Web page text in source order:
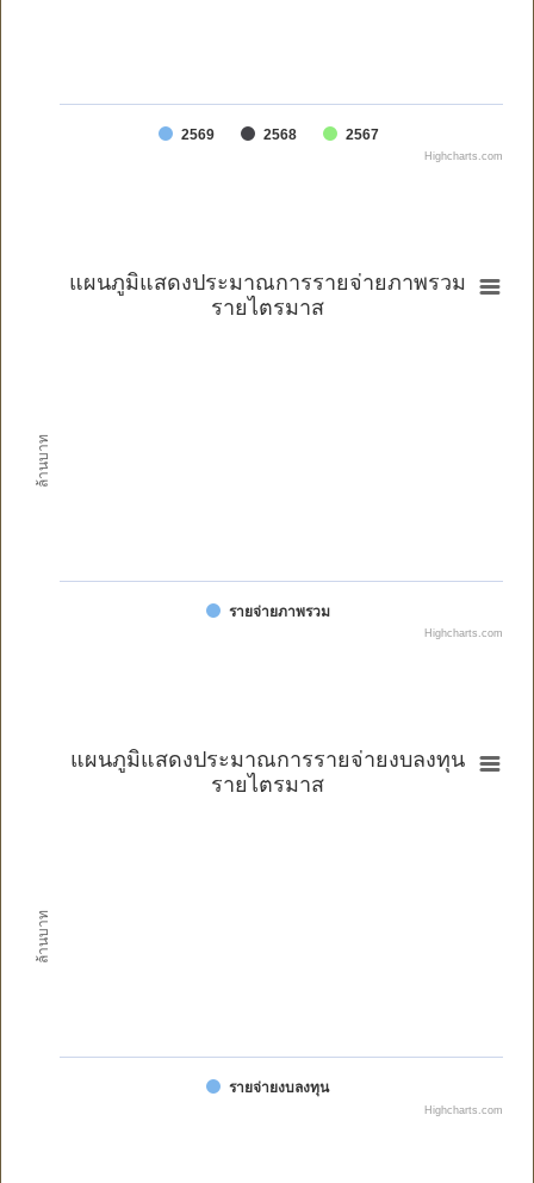
2569 2568 2567
Highcharts.com
ล้านบาท
แผนภูมิแสดงประมาณการรายจ่ายภาพรวม
รายไตรมาส
รายจ่ายภาพรวม
Highcharts.com
ล้านบาท
แผนภูมิแสดงประมาณการรายจ่ายงบลงทุน
รายไตรมาส
รายจ่ายงบลงทุน
Highcharts.com